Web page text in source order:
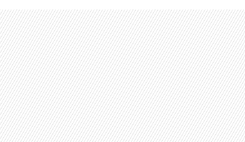
Skip to main content